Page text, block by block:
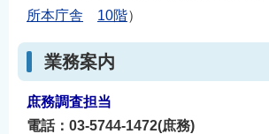
所本庁舎
10階）
業務案内
庶務調査担当
電話：03-5744-1472(庶務)